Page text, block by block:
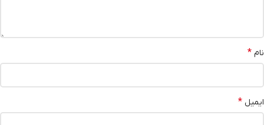
نام *
ایمیل *